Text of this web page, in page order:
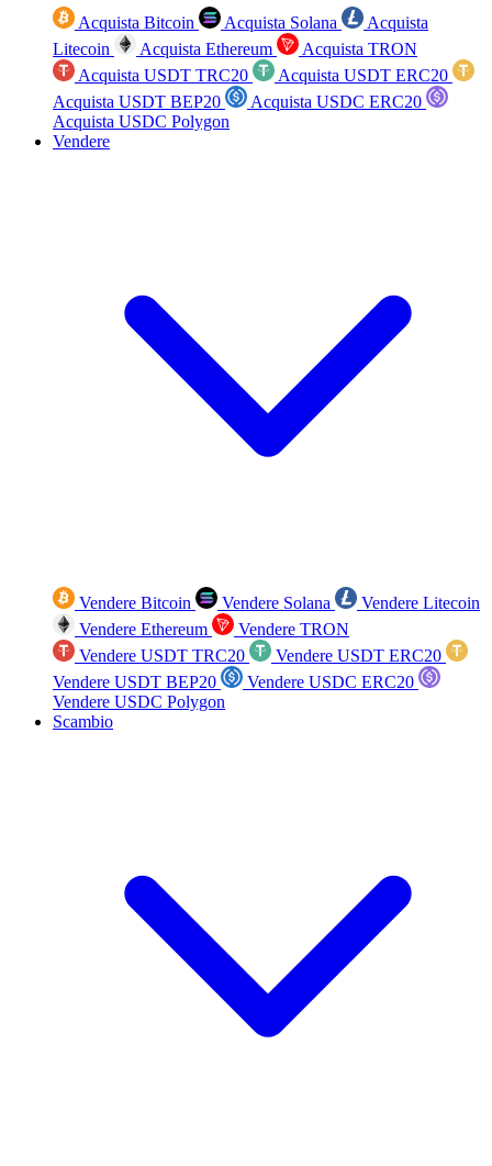
Acquista Bitcoin Acquista Solana
Acquista
Litecoin
Acquista Ethereum
Acquista TRON
Acquista USDT TRC20
Acquista USDT ERC20
Acquista USDT BEP20
Acquista USDC ERC20
Acquista USDC Polygon
Vendere
Vendere Bitcoin Vendere Solana
Vendere Litecoin
Vendere Ethereum
Vendere TRON
Vendere USDT TRC20
Vendere USDT ERC20
Vendere USDT BEP20
Vendere USDC ERC20
Vendere USDC Polygon
Scambio